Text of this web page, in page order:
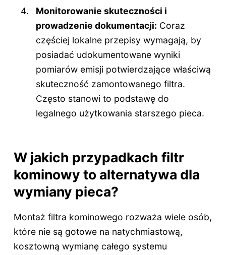
Monitorowanie skuteczności i
prowadzenie dokumentacji: Coraz
częściej lokalne przepisy wymagają, by
posiadać udokumentowane wyniki
pomiarów emisji potwierdzające właściwą
skuteczność zamontowanego filtra.
Często stanowi to podstawę do
legalnego użytkowania starszego pieca.
W jakich przypadkach filtr
kominowy to alternatywa dla
wymiany pieca?
Montaż filtra kominowego rozważa wiele osób,
które nie są gotowe na natychmiastową,
kosztowną wymianę całego systemu